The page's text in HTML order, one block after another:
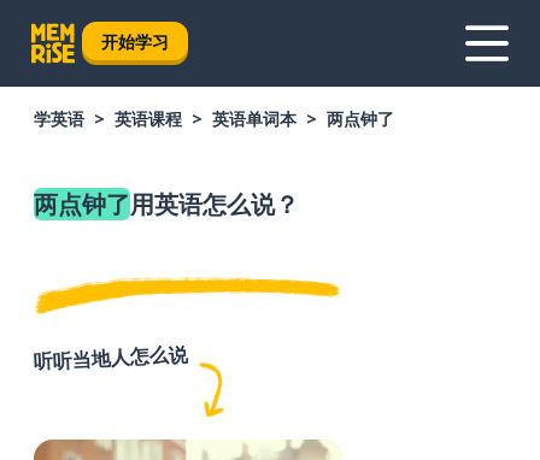
开始学习
学英语 英语课程 英语单词本 两点钟了
两点钟了用英语怎么说？
听听当地人怎么说